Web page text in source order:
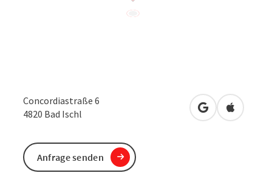
Concordiastraße 6
4820 Bad Ischl in Googlein Apple
Anfrage senden